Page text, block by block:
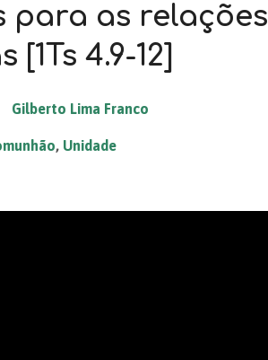
para as relações
4.9-12]
Gilberto Lima Franco
, Unidade